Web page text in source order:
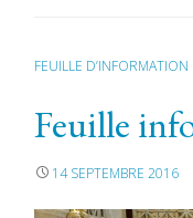
FEUILLE D’INFORMATION
Feuille
14 SEPTEMBRE 2016